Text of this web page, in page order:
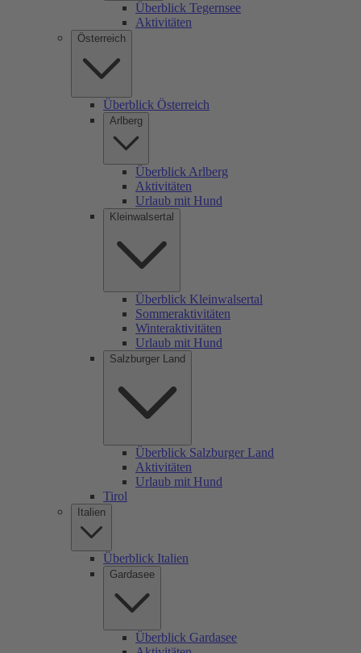
Überblick Tegernsee
Aktivitäten
Österreich
Überblick Österreich
Arlberg
Überblick Arlberg
Aktivitäten
Urlaub mit Hund
Kleinwalsertal
Überblick Kleinwalsertal
Sommeraktivitäten
Winteraktivitäten
Urlaub mit Hund
Salzburger Land
Überblick Salzburger Land
Aktivitäten
Urlaub mit Hund
Tirol
Italien
Überblick Italien
Gardasee
Überblick Gardasee